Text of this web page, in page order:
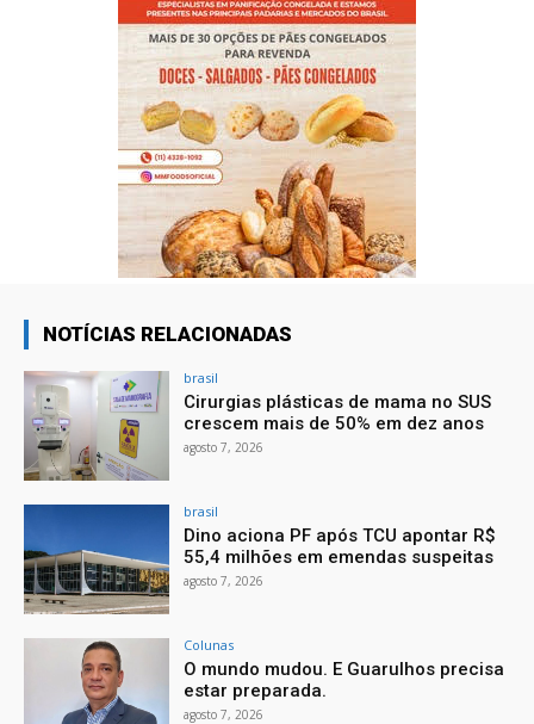
NOTÍCIAS RELACIONADAS
brasil
Cirurgias plásticas de mama no SUS
crescem mais de 50% em dez anos
agosto 7, 2026
brasil
Dino aciona PF após TCU apontar R$
55,4 milhões em emendas suspeitas
agosto 7, 2026
Colunas
O mundo mudou. E Guarulhos precisa
estar preparada.
agosto 7, 2026